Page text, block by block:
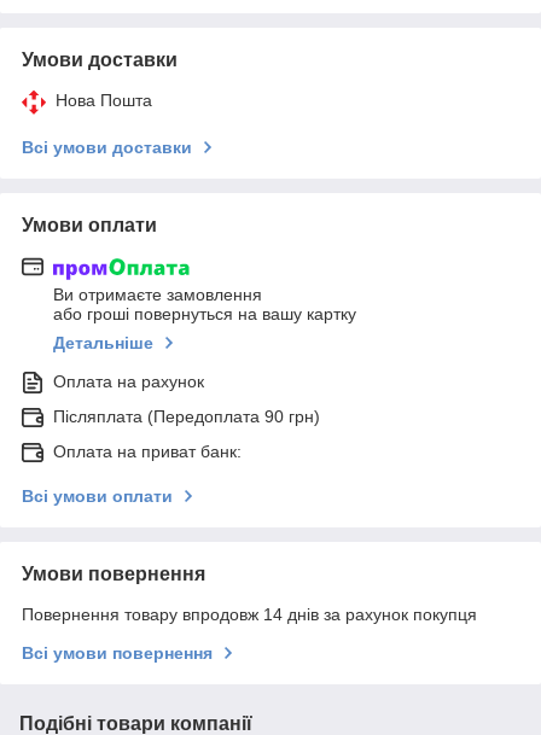
Умови доставки
Нова Пошта
Всі умови доставки
Умови оплати
Ви отримаєте замовлення
або гроші повернуться на вашу картку
Детальніше
Оплата на рахунок
Післяплата (Передоплата 90 грн)
Оплата на приват банк:
Всі умови оплати
Умови повернення
Повернення товару впродовж 14 днів за рахунок покупця
Всі умови повернення
Подібні товари компанії